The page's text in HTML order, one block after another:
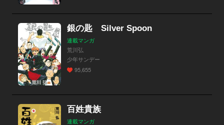
銀の匙 Silver Spoon
連載マンガ
荒川弘
少年サンデー
95,655
百姓貴族
連載マンガ